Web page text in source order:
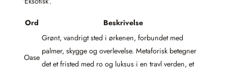
Ord Beskrivelse
Oase
Grønt, vandrigt sted i ørkenen, forbundet med
palmer, skygge og overlevelse. Metaforisk betegner
det et fristed med ro og luksus i en travl verden, et